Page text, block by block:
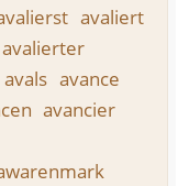
avaliert
avalierter
avals avance
avancier